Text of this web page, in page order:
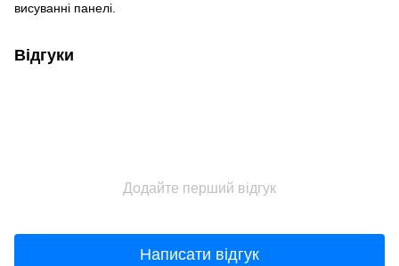
висуванні панелі.
Відгуки
Додайте перший відгук
Написати відгук